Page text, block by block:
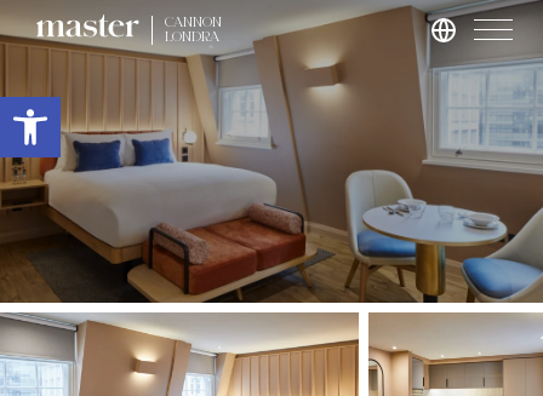
Apri la barra degli strumenti
CANNON
LONDRA
Roma
master Trevi
Londra
master St. Paul’s
master Cannon
master Farringdon
Barcellona